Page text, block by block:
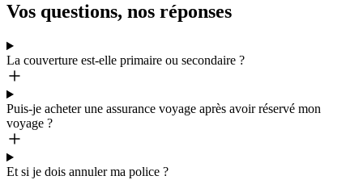
Vos questions, nos réponses
La couverture est-elle primaire ou secondaire ?
Puis-je acheter une assurance voyage après avoir réservé mon
voyage ?
Et si je dois annuler ma police ?